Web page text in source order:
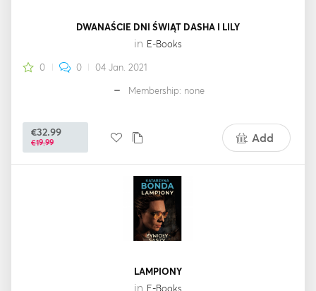
DWANAŚCIE DNI ŚWIĄT DASHA I LILY
in E-Books
0 0 04 Jan. 2021
Membership: none
€32.99
€19.99 Add
LAMPIONY
in E-Books